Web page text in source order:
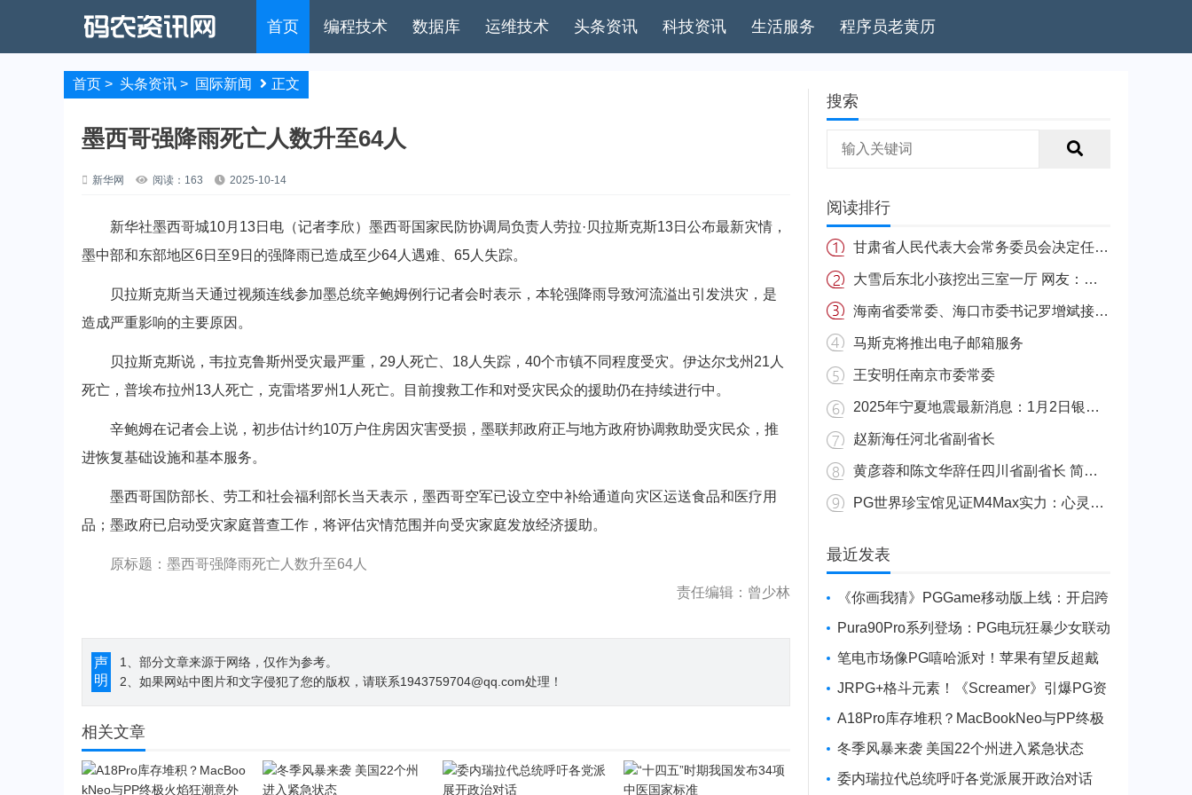
首页 编程技术 数据库 运维技术 头条资讯 科技资讯 生活服务 程序员老黄历
首页 > 头条资讯 > 国际新闻 正文
墨西哥强降雨死亡人数升至64人
新华网 阅读：163 2025-10-14
新华社墨西哥城10月13日电（记者李欣）墨西哥国家民防协调局负责人劳拉·贝拉斯克斯13日公布最新灾情，
墨中部和东部地区6日至9日的强降雨已造成至少64人遇难、65人失踪。
贝拉斯克斯当天通过视频连线参加墨总统辛鲍姆例行记者会时表示，本轮强降雨导致河流溢出引发洪灾，是
造成严重影响的主要原因。
贝拉斯克斯说，韦拉克鲁斯州受灾最严重，29人死亡、18人失踪，40个市镇不同程度受灾。伊达尔戈州21人
死亡，普埃布拉州13人死亡，克雷塔罗州1人死亡。目前搜救工作和对受灾民众的援助仍在持续进行中。
辛鲍姆在记者会上说，初步估计约10万户住房因灾害受损，墨联邦政府正与地方政府协调救助受灾民众，推
进恢复基础设施和基本服务。
墨西哥国防部长、劳工和社会福利部长当天表示，墨西哥空军已设立空中补给通道向灾区运送食品和医疗用
品；墨政府已启动受灾家庭普查工作，将评估灾情范围并向受灾家庭发放经济援助。
原标题：墨西哥强降雨死亡人数升至64人
责任编辑：曾少林
声
明
1、部分文章来源于网络，仅作为参考。
2、如果网站中图片和文字侵犯了您的版权，请联系1943759704@qq.com处理！
相关文章
搜索
阅读排行
甘肃省人民代表大会常务委员会决定任免名单
大雪后东北小孩挖出三室一厅 网友：南方的娃很羡慕
海南省委常委、海口市委书记罗增斌接受中央纪委国家监委纪律审查和监察调查
马斯克将推出电子邮箱服务
王安明任南京市委常委
2025年宁夏地震最新消息：1月2日银川发生4.8级地震
赵新海任河北省副省长
黄彦蓉和陈文华辞任四川省副省长 简历资料照片
PG世界珍宝馆见证M4Max实力：心灵杀手2竟轻松跑出80FPS！
最近发表
《你画我猜》PGGame移动版上线：开启跨
平台互动新玩法
Pura90Pro系列登场：PG电玩狂暴少女联动
旗舰性能升级
笔电市场像PG嘻哈派对！苹果有望反超戴
尔进前三
JRPG+格斗元素！《Screamer》引爆PG资
讯手游新焦点
A18Pro库存堆积？MacBookNeo与PP终极
火焰狂潮意外同框
冬季风暴来袭 美国22个州进入紧急状态
委内瑞拉代总统呼吁各党派展开政治对话